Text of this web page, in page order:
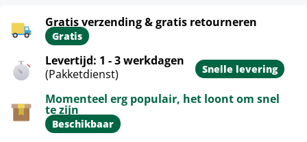
Gratis verzending & gratis retourneren
Gratis
Levertijd: 1 - 3 werkdagen
(Pakketdienst)
Snelle levering
Momenteel erg populair, het loont om snel
te zijn
Beschikbaar